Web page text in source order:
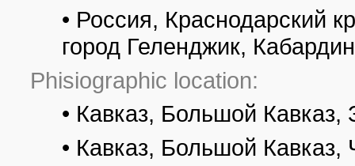
• Россия, Краснодарский
город Геленджик,
Phisiographic location:
• Кавказ, Большой Кавказ,
• Кавказ, Большой